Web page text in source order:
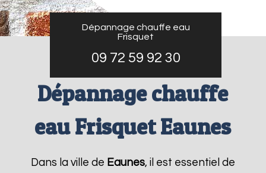
Dépannage chauffe eau
Frisquet
09 72 59 92 30
Dépannage chauffe
eau Frisquet Eaunes
Dans la ville de Eaunes, il est essentiel de